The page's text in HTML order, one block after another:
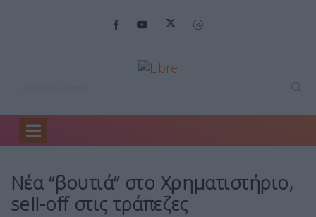
Home
Νέα “βουτιά” στο Χρηματιστήριο,
sell-off στις τράπεζες